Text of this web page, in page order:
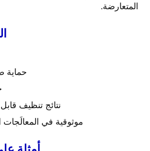
المتعارضة.
حماية
نتائج تنظيف قابل
موثوقية في المعالَجات